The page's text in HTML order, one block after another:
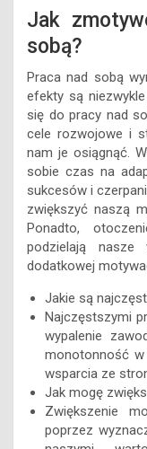
Jak
sobą?
Praca nad sobą
efekty są
się do pracy nad
cele rozwojowe i
nam je osiągnąć.
sobie czas na
sukcesów i
zwiększyć naszą
Ponadto,
podzielają
dodatkowej
Jakie są
Najczęstszymi
wypalenie
monotonność
wsparcia ze
Jak mogę
Zwiększenie
poprzez